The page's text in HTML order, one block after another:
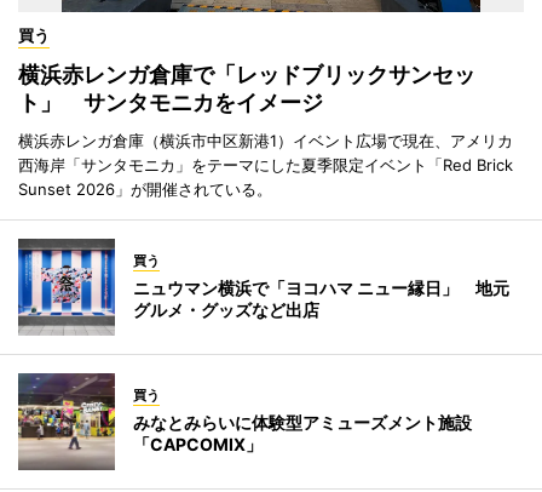
買う
横浜赤レンガ倉庫で「レッドブリックサンセッ
ト」 サンタモニカをイメージ
横浜赤レンガ倉庫（横浜市中区新港1）イベント広場で現在、アメリカ
西海岸「サンタモニカ」をテーマにした夏季限定イベント「Red Brick
Sunset 2026」が開催されている。
買う
ニュウマン横浜で「ヨコハマ ニュー縁日」 地元
グルメ・グッズなど出店
買う
みなとみらいに体験型アミューズメント施設
「CAPCOMIX」